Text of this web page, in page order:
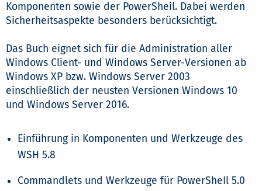
Komponenten sowie der PowerSheil. Dabei werden
Sicherheitsaspekte besonders berücksichtigt.
Das Buch eignet sich für die Administration aller
Windows Client- und Windows Server-Versionen ab
Windows XP bzw. Windows Server 2003
einschließlich der neusten Versionen Windows 10
und Windows Server 2016.
Einführung in Komponenten und Werkzeuge des
WSH 5.8
Commandlets und Werkzeuge für PowerSheIl 5.0